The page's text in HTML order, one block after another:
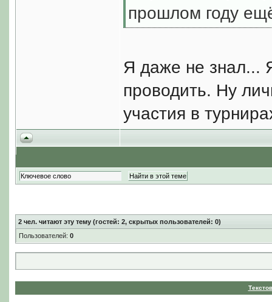
прошлом году
Я даже не знал...
проводить. Ну
участия в
2чел. читают эту тему (гостей: 2, скрытых пользователей: 0)
Пользователей: 0